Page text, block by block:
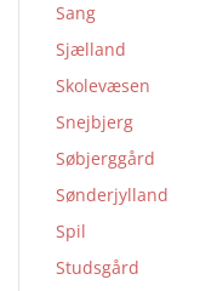
Sang
Sjælland
Skolevæsen
Snejbjerg
Søbjerggård
Sønderjylland
Spil
Studsgård